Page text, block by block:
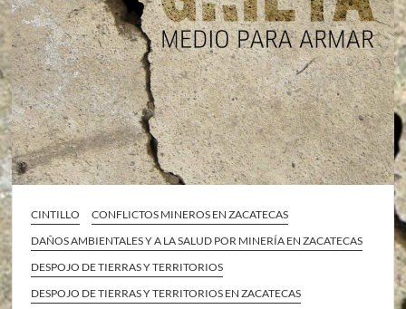
CINTILLO
CONFLICTOS MINEROS EN ZACATECAS
DAÑOS AMBIENTALES Y A LA SALUD POR MINERÍA EN ZACATECAS
DESPOJO DE TIERRAS Y TERRITORIOS
DESPOJO DE TIERRAS Y TERRITORIOS EN ZACATECAS